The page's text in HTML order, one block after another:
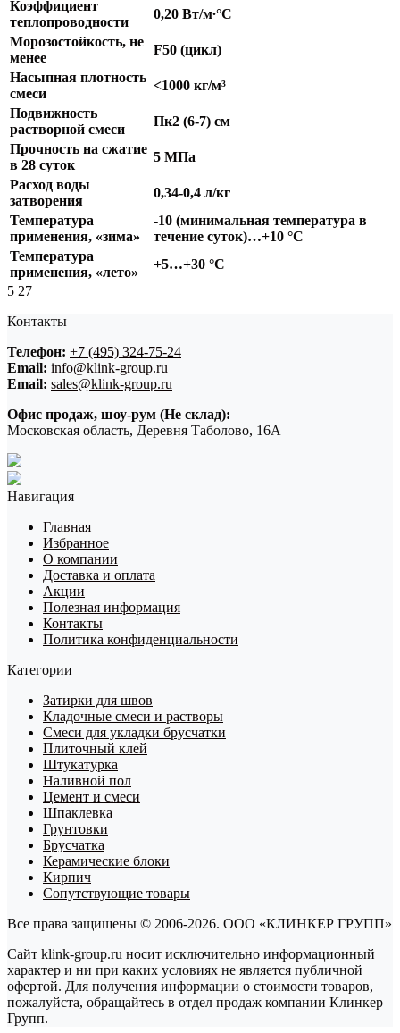
Коэффициент
теплопроводности
0,20 Вт/м∙°С
Морозостойкость, не
менее
F50 (цикл)
Насыпная плотность
смеси
<1000 кг/м³
Подвижность
растворной смеси
Пк2 (6-7) см
Прочность на сжатие
в 28 суток
5 МПа
Расход воды
затворения
0,34-0,4 л/кг
Температура
применения, «зима»
-10 (минимальная температура в
течение суток)…+10 °С
Температура
применения, «лето»
+5…+30 °С
5 27
Контакты
Телефон: +7 (495) 324-75-24
Email: info@klink-group.ru
Email: sales@klink-group.ru
Офис продаж, шоу-рум (Не склад):
Московская область, Деревня Таболово, 16А
Навигация
Главная
Избранное
О компании
Доставка и оплата
Акции
Полезная информация
Контакты
Политика конфиденциальности
Категории
Затирки для швов
Кладочные смеси и растворы
Смеси для укладки брусчатки
Плиточный клей
Штукатурка
Наливной пол
Цемент и смеси
Шпаклевка
Грунтовки
Брусчатка
Керамические блоки
Кирпич
Сопутствующие товары
Все права защищены © 2006-2026. ООО «КЛИНКЕР ГРУПП»
Сайт klink-group.ru носит исключительно информационный
характер и ни при каких условиях не является публичной
офертой. Для получения информации о стоимости товаров,
пожалуйста, обращайтесь в отдел продаж компании Клинкер
Групп.